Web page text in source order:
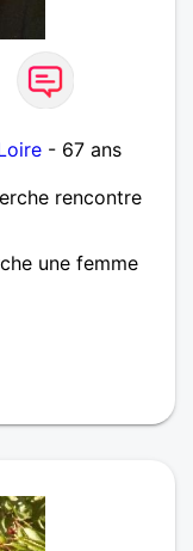
- 67 ans
rencontre
une femme